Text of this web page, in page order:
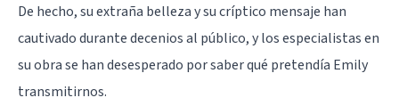
De hecho, su extraña belleza y su críptico mensaje han
cautivado durante decenios al público, y los especialistas en
su obra se han desesperado por saber qué pretendía Emily
transmitirnos.